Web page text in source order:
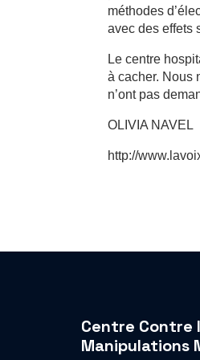
méthodes
avec des effets
Le centre
à cacher. Nous
n’ont pas
OLIVIA NAVEL
http://
Centre Contre
Manipulations